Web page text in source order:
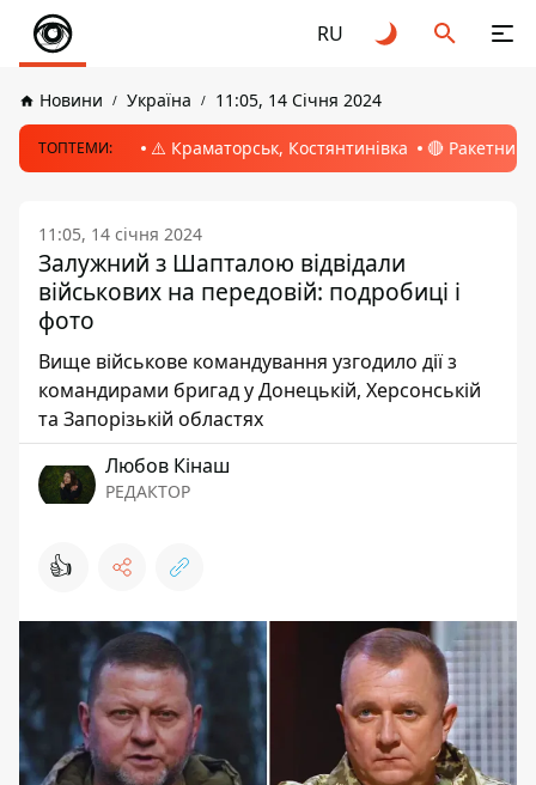
RU
Новини Україна 11:05, 14 Січня 2024
ТОПТЕМИ: ⚠️ Краматорськ, Костянтинівка 🔴 Ракетний
11:05, 14 січня 2024
Залужний з Шапталою відвідали
військових на передовій: подробиці і
фото
Вище військове командування узгодило дії з
командирами бригад у Донецькій, Херсонській
та Запорізькій областях
Любов Кінаш
РЕДАКТОР
👍